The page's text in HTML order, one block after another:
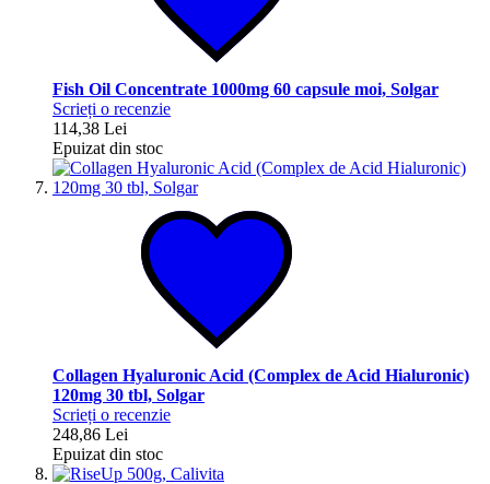
Fish Oil Concentrate 1000mg 60 capsule moi, Solgar
Scrieți o recenzie
114,38 Lei
Epuizat din stoc
Collagen Hyaluronic Acid (Complex de Acid Hialuronic)
120mg 30 tbl, Solgar
Scrieți o recenzie
248,86 Lei
Epuizat din stoc